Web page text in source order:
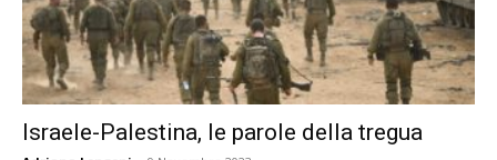
Israele-Palestina, le parole della tregua